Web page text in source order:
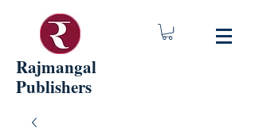
Rajmangal
Publishers